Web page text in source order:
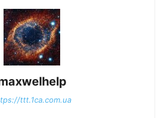
ttt.1ca.com.ua